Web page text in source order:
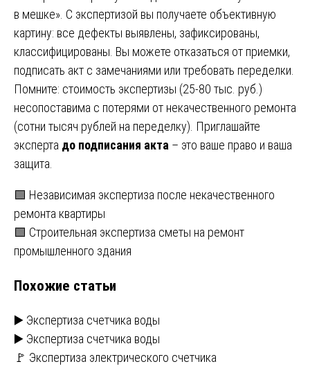
в мешке». С экспертизой вы получаете объективную
картину: все дефекты выявлены, зафиксированы,
классифицированы. Вы можете отказаться от приемки,
подписать акт с замечаниями или требовать переделки.
Помните: стоимость экспертизы (25-80 тыс. руб.)
несопоставима с потерями от некачественного ремонта
(сотни тысяч рублей на переделку). Приглашайте
эксперта до подписания акта – это ваше право и ваша
защита.
Навигация
по
записям
🟩 Независимая экспертиза после некачественного
ремонта квартиры
🟩 Строительная экспертиза сметы на ремонт
промышленного здания
Похожие статьи
▶️ Экспертиза счетчика воды
▶️ Экспертиза счетчика воды
🚩 Экспертиза электрического счетчика